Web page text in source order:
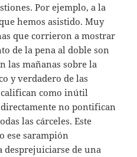
Por ejemplo, a la
hemos asistido. Muy
que corrieron a mostrar
de la pena al doble son
las mañanas sobre la
y verdadero de las
como inútil
directamente no pontifican
las cárceles. Este
ese sarampión
desprejuiciarse de una